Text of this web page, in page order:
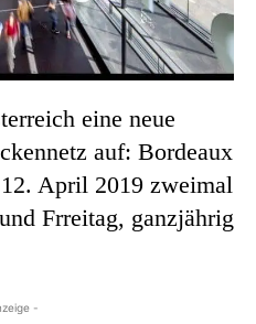
eine neue
auf: Bordeaux
April 2019 zweimal
Frreitag, ganzjährig
-